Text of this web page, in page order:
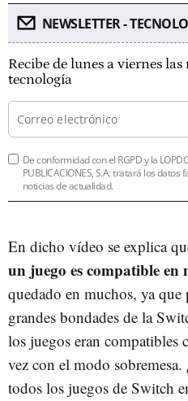
NEWSLETTER -
Recibe de lunes a viernes
tecnología
De conformidad con el RGPD y la
PUBLICACIONES, S.A. tratará los
noticias de actualidad.
En dicho vídeo se explica
un juego es compatible
quedado en muchos, ya que
grandes bondades de la
los juegos eran
vez con el modo
todos los juegos de Switch